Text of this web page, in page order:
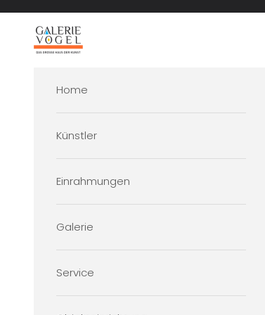
Galerie Vogel
Home
Künstler
Einrahmungen
Galerie
Service